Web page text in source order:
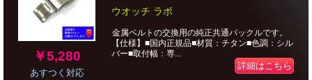
￥5,280
あすつく対応
ウオッチ ラボ
金属ベルトの交換用の純正共通バックルです。
【仕様】■国内正規品■材質：チタン■色調：シル
バー■取付幅：専...
詳細はこちら